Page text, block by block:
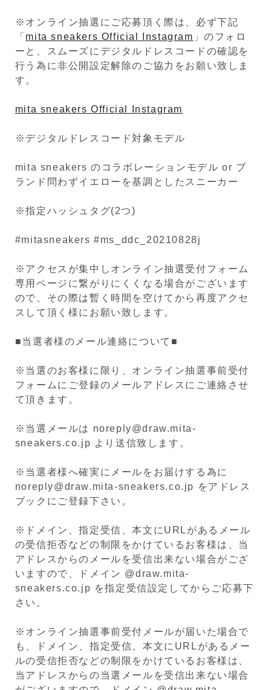
※オンライン抽選にご応募頂く際は、必ず下記
「 mita sneakers Official Instagram 」のフォロ
ーと、スムーズにデジタルドレスコードの確認を
行う為に非公開設定解除のご協力をお願い致しま
す。
mita sneakers Official Instagram
※デジタルドレスコード対象モデル
mita sneakers のコラボレーションモデル or ブ
ランド問わずイエローを基調としたスニーカー
※指定ハッシュタグ(2つ)
#mitasneakers #ms_ddc_20210828j
※アクセスが集中しオンライン抽選受付フォーム
専用ページに繋がりにくくなる場合がございます
ので、その際は暫く時間を空けてから再度アクセ
スして頂く様にお願い致します。
■当選者様のメール連絡について■
※当選のお客様に限り、オンライン抽選事前受付
フォームにご登録のメールアドレスにご連絡させ
て頂きます。
※当選メールは noreply@draw.mita-
sneakers.co.jp より送信致します。
※当選者様へ確実にメールをお届けする為に
noreply@draw.mita-sneakers.co.jp をアドレス
ブックにご登録下さい。
※ドメイン、指定受信、本文にURLがあるメール
の受信拒否などの制限をかけているお客様は、当
アドレスからのメールを受信出来ない場合がござ
いますので、ドメイン @draw.mita-
sneakers.co.jp を指定受信設定してからご応募下
さい。
※オンライン抽選事前受付メールが届いた場合で
も、ドメイン、指定受信、本文にURLがあるメー
ルの受信拒否などの制限をかけているお客様は、
当アドレスからの当選メールを受信出来ない場合